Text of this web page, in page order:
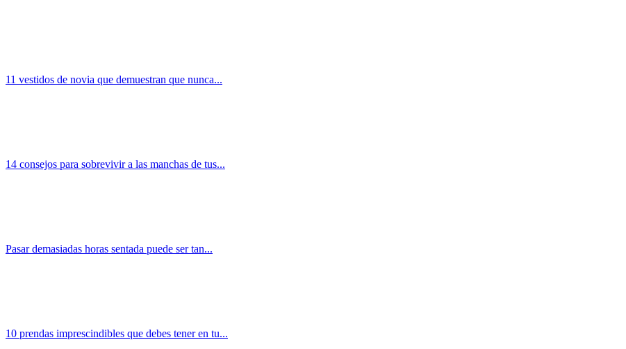
11 vestidos de novia que demuestran que nunca...
14 consejos para sobrevivir a las manchas de tus...
Pasar demasiadas horas sentada puede ser tan...
10 prendas imprescindibles que debes tener en tu...